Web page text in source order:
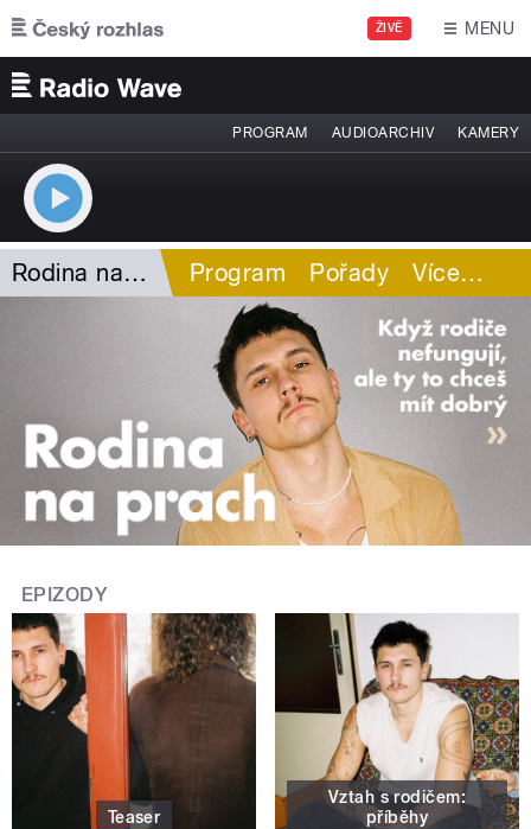
Přejít k hlavnímu obsahu
ŽIVĚ MENU
PROGRAM AUDIOARCHIV KAMERY
Rodina na prach Program Pořady Více…
EPIZODY
Teaser
Vztah s rodičem:
příběhy